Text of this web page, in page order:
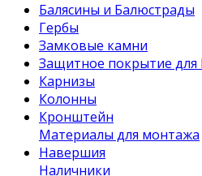
Балясины и Балюстрады
Гербы
Замковые камни
Защитное покрытие для
Карнизы
Колонны
Кронштейн
Материалы для монтажа
Навершия
Наличники